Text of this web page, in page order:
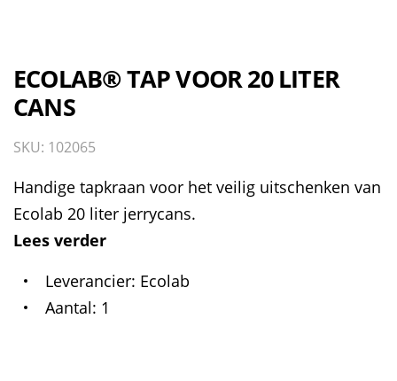
ECOLAB® TAP VOOR 20 LITER
CANS
SKU: 102065
Handige tapkraan voor het veilig uitschenken van
Ecolab 20 liter jerrycans.
Lees verder
Leverancier Ecolab
Aantal 1